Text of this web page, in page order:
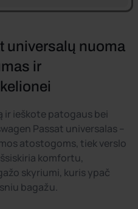
universalų nuoma
ir
ir ieškote patogaus bei
Passat universalas –
atostogoms, tiek verslo
komfortu,
skyriumi, kuris ypač
bagažu.